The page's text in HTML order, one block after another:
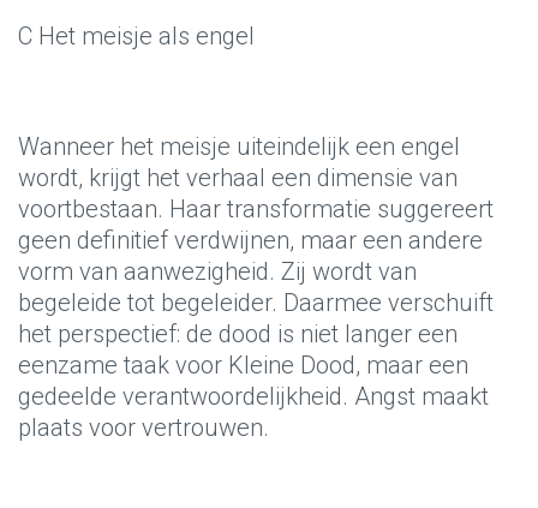
C Het meisje als engel
Wanneer het meisje uiteindelijk een engel
wordt, krijgt het verhaal een dimensie van
voortbestaan. Haar transformatie suggereert
geen definitief verdwijnen, maar een andere
vorm van aanwezigheid. Zij wordt van
begeleide tot begeleider. Daarmee verschuift
het perspectief: de dood is niet langer een
eenzame taak voor Kleine Dood, maar een
gedeelde verantwoordelijkheid. Angst maakt
plaats voor vertrouwen.